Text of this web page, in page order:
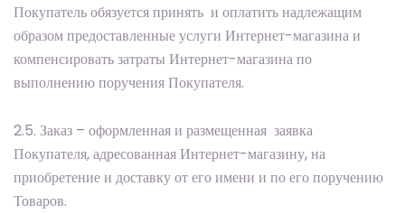
Покупатель обязуется принять и оплатить надлежащим
образом предоставленные услуги Интернет-магазина и
компенсировать затраты Интернет-магазина по
выполнению поручения Покупателя.
2.5. Заказ – оформленная и размещенная заявка
Покупателя, адресованная Интернет-магазину, на
приобретение и доставку от его имени и по его поручению
Товаров.